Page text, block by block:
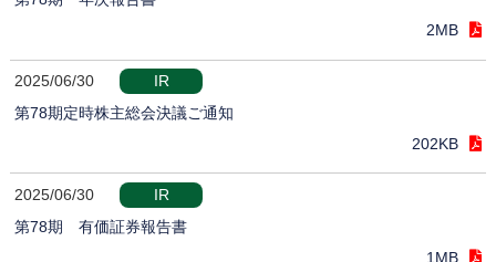
2MB
2025/06/30
IR
第78期定時株主総会決議ご通知
202KB
2025/06/30
IR
第78期 有価証券報告書
1MB